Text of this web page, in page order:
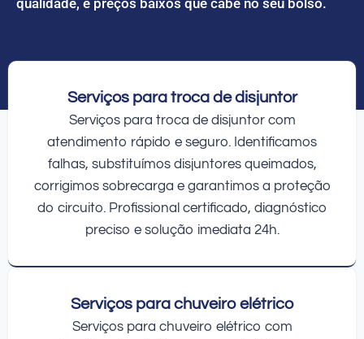
Serviços para troca de disjuntor
Serviços para troca de disjuntor com
atendimento rápido e seguro. Identificamos
falhas, substituímos disjuntores queimados,
corrigimos sobrecarga e garantimos a proteção
do circuito. Profissional certificado, diagnóstico
preciso e solução imediata 24h.
Serviços para chuveiro elétrico
Serviços para chuveiro elétrico com